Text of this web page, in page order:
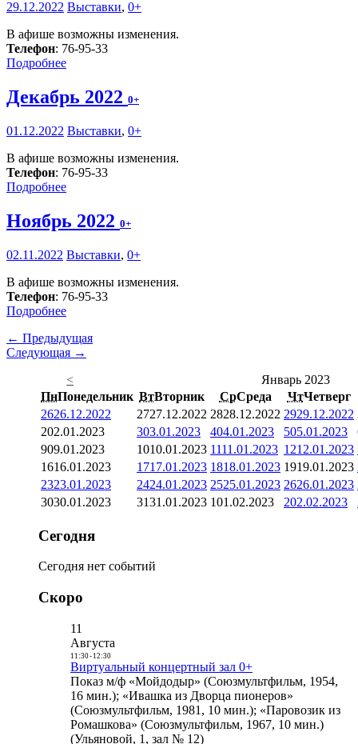
29.12.2022 Выставки, 0+
В афише возможны изменения.
Телефон: 76-95-33
Подробнее
Декабрь 2022 0+
01.12.2022 Выставки, 0+
В афише возможны изменения.
Телефон: 76-95-33
Подробнее
Ноябрь 2022 0+
02.11.2022 Выставки, 0+
В афише возможны изменения.
Телефон: 76-95-33
Подробнее
← Предыдущая
Следующая →
<
Январь 2023
ПнПонедельник ВтВторник СрСреда ЧтЧетверг
2626.12.2022 2727.12.2022 2828.12.2022 2929.12.2022
202.01.2023 303.01.2023 404.01.2023 505.01.2023
909.01.2023 1010.01.2023 1111.01.2023 1212.01.2023
1616.01.2023 1717.01.2023 1818.01.2023 1919.01.2023
2323.01.2023 2424.01.2023 2525.01.2023 2626.01.2023
3030.01.2023 3131.01.2023 101.02.2023 202.02.2023
Сегодня
Сегодня нет событий
Скоро
11
Августа
11:30- 12:30
Виртуальный концертный зал 0+
Показ м/ф «Мойдодыр» (Союзмультфильм, 1954,
16 мин.); «Ивашка из Дворца пионеров»
(Союзмультфильм, 1981, 10 мин.); «Паровозик из
Ромашкова» (Союзмультфильм, 1967, 10 мин.)
(Ульяновой, 1, зал № 12)